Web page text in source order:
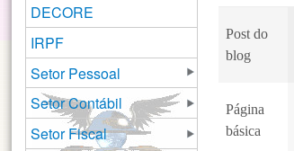
Post do
blog
Página
básica
DECORE
IRPF
Setor Pessoal
Setor Contábil
Setor Fiscal